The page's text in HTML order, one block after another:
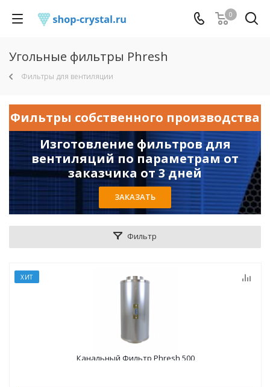
0
Угольные фильтры Phresh
Фильтры для вентиляции
Фильтры собственного производства
Изготовление фильтров для
вентиляций по параметрам от
заказчика от 3 дней
ЗАКАЗАТЬ
Фильтр
ХИТ
Канальный Фильтр Phresh 500